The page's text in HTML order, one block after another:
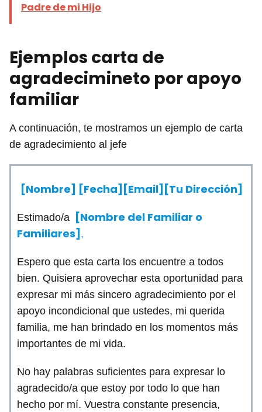
Padre de mi Hijo
Ejemplos carta de
agradecimineto por apoyo
familiar
A continuación, te mostramos un ejemplo de carta
de agradecimiento al jefe
[Nombre] [Fecha][Email][Tu Dirección]
Estimado/a
[Nombre del Familiar o
Familiares] ,
Espero que esta carta los encuentre a todos
bien. Quisiera aprovechar esta oportunidad para
expresar mi más sincero agradecimiento por el
apoyo incondicional que ustedes, mi querida
familia, me han brindado en los momentos más
importantes de mi vida.
No hay palabras suficientes para expresar lo
agradecido/a que estoy por todo lo que han
hecho por mí. Vuestra constante presencia,